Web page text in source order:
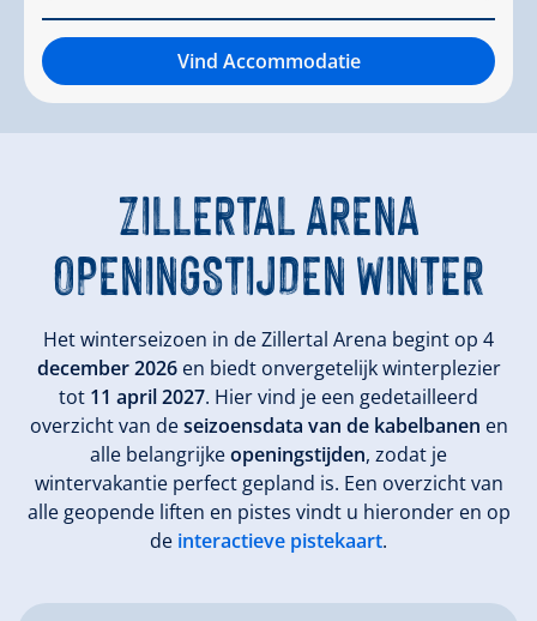
Vind Accommodatie
ZILLERTAL ARENA
OPENINGSTIJDEN WINTER
Het winterseizoen in de Zillertal Arena begint op 4
december 2026en biedt onvergetelijk winterplezier
tot 11 april 2027. Hier vind je een gedetailleerd
overzicht van deseizoensdata van de kabelbanen en
alle belangrijkeopeningstijden, zodat je
wintervakantie perfect gepland is. Een overzicht van
alle geopende liften en pistes vindt u hieronder en op
de interactieve pistekaart.